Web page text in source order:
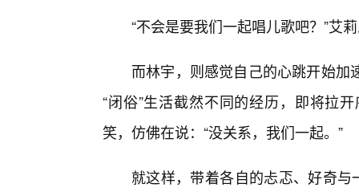
“不会是要我们一起唱儿歌吧？”艾
而林宇，则感觉自己的心跳开始
“闭俗”生活截然不同的经历，即将拉
笑，仿佛在说：“没关系，我们一起。”
就这样，带着各自的忐忑、好奇与